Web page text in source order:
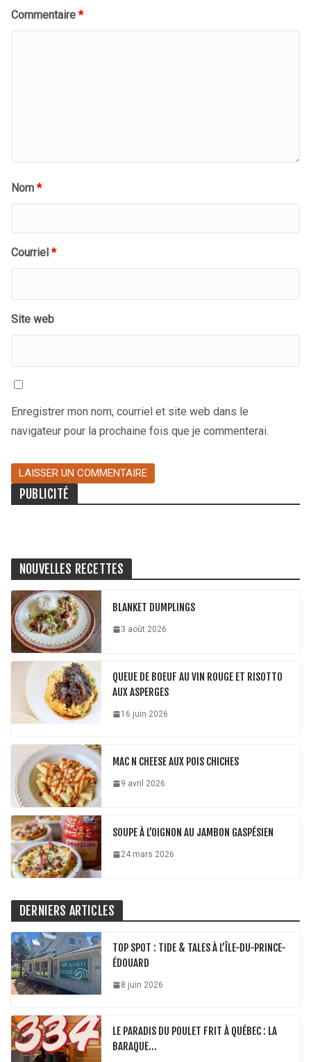
Commentaire *
Nom *
Courriel *
Site web
Enregistrer mon nom, courriel et site web dans le
navigateur pour la prochaine fois que je commenterai.
PUBLICITÉ
NOUVELLES RECETTES
BLANKET DUMPLINGS
3 août 2026
QUEUE DE BOEUF AU VIN ROUGE ET RISOTTO
AUX ASPERGES
16 juin 2026
MAC N CHEESE AUX POIS CHICHES
9 avril 2026
SOUPE À L’OIGNON AU JAMBON GASPÉSIEN
24 mars 2026
DERNIERS ARTICLES
TOP SPOT : TIDE & TALES À L’ÎLE-DU-PRINCE-
ÉDOUARD
8 juin 2026
LE PARADIS DU POULET FRIT À QUÉBEC : LA
BARAQUE…